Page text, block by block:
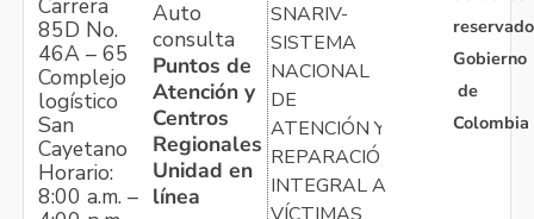
Carrera
85D No.
46A – 65
Complejo
logístico
San
Cayetano
Horario:
8:00 a.m. –
Auto
consulta
Puntos de
Atención y
Centros
Regionales
Unidad en
línea
SNARIV-
SISTEMA
NACIONAL
DE
ATENCIÓN Y
REPARACIÓN
INTEGRAL A
Gobierno
de
Colombia